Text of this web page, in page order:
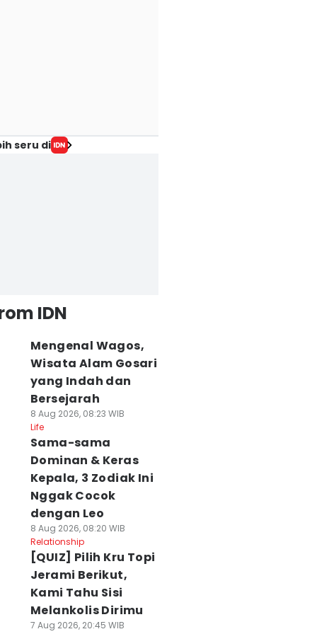
seru di
IDN
Mengenal Wagos,
Wisata Alam Gosari
yang Indah dan
Bersejarah
8 Aug 2026, 08:23 WIB
Life
Sama-sama
Dominan & Keras
Kepala, 3 Zodiak Ini
Nggak Cocok
dengan Leo
8 Aug 2026, 08:20 WIB
Relationship
[QUIZ] Pilih Kru Topi
Jerami Berikut,
Kami Tahu Sisi
Melankolis Dirimu
7 Aug 2026, 20:45 WIB